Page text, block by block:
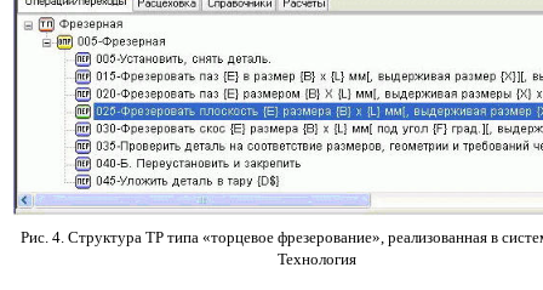
Рис. 4. Структура ТР типа «торцевое фрезерование», реализованная в
Технология